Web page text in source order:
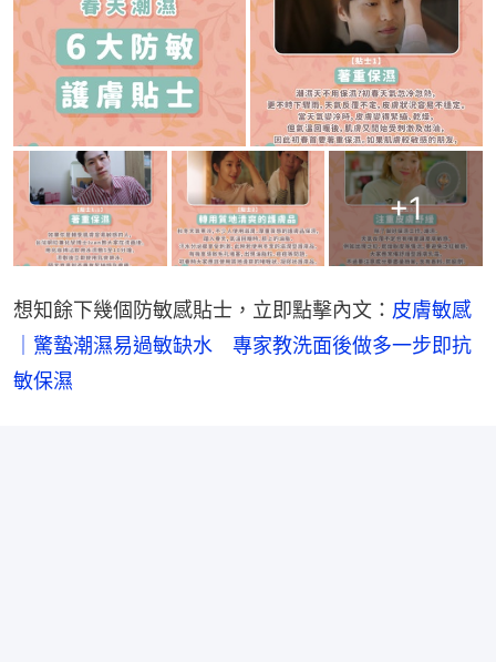
+1
想知餘下幾個防敏感貼士，立即點擊內文： 皮膚敏感
｜驚蟄潮濕易過敏缺水　專家教洗面後做多一步即抗
敏保濕